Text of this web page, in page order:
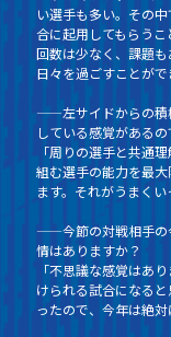
い選手も多い。その
合に起用してもらう
回数は少なく、課題
日々を過ごすことがで
——左サイドからの積
している感覚があるの
「周りの選手と共通
組む選手の能力を最
ます。それがうまく
——今節の対戦相手の
情はありますか？
「不思議な感覚はあ
けられる試合になる
ったので、今年は絶対